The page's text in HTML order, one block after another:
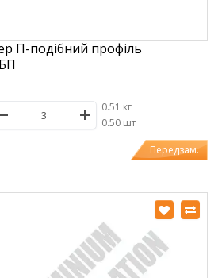
П-подібний профіль
0.51 кг
/0.50 шт
Передзам.